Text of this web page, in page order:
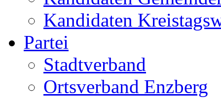
Kandidaten
Partei
Stadtverband
Ortsverband Enzberg